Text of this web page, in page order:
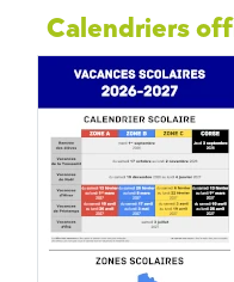
Calendriers